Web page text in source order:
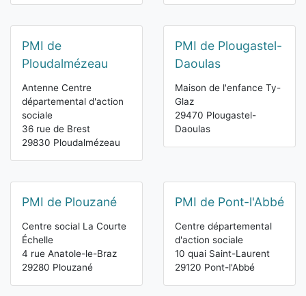
PMI de
Ploudalmézeau
Antenne Centre
départemental d'action
sociale
36 rue de Brest
29830 Ploudalmézeau
PMI de Plougastel-
Daoulas
Maison de l'enfance Ty-
Glaz
29470 Plougastel-
Daoulas
PMI de Plouzané
Centre social La Courte
Échelle
4 rue Anatole-le-Braz
29280 Plouzané
PMI de Pont-l'Abbé
Centre départemental
d'action sociale
10 quai Saint-Laurent
29120 Pont-l'Abbé